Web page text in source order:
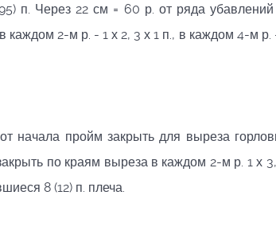
п. Через 22 см = 60 р. от ряда
каждом 2-м р. - 1 х 2, 3 х 1 п., в каждом 4-м
начала пройм закрыть для выреза
по краям выреза в каждом 2-м р. 1 х
8 (12) п. плеча.